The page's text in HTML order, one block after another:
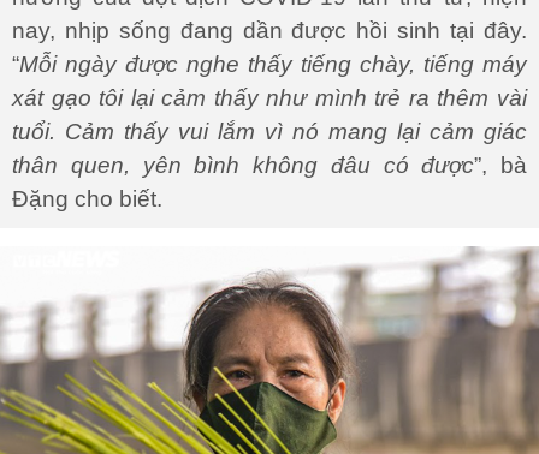
nay, nhịp sống đang dần được hồi sinh tại đây.
“Mỗi ngày được nghe thấy tiếng chày, tiếng máy
xát gạo tôi lại cảm thấy như mình trẻ ra thêm vài
tuổi. Cảm thấy vui lắm vì nó mang lại cảm giác
thân quen, yên bình không đâu có được”, bà
Đặng cho biết.